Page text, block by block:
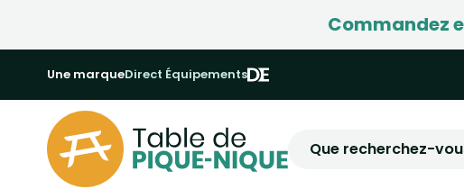
Commandez
Une marqueDirect Équipements